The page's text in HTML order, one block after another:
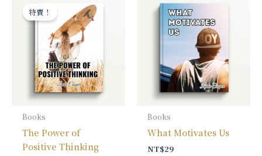
特賣！
Books
The Power of
Positive Thinking
價
格：
NT$29。
前
價
格：
NT$19。
Books
What Motivates Us
NT$29